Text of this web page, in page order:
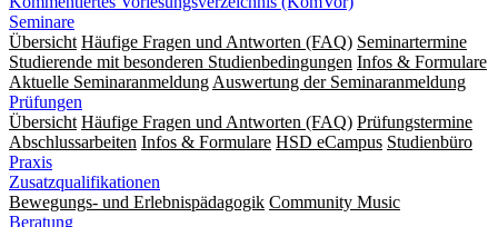
Seminare
Übersicht Häufige Fragen und Antworten (FAQ) Seminartermine
Studierende mit besonderen Studienbedingungen Infos & Formulare
Aktuelle Seminaranmeldung Auswertung der Seminaranmeldung
Prüfungen
Übersicht Häufige Fragen und Antworten (FAQ) Prüfungstermine
Abschlussarbeiten Infos & Formulare HSD eCampus Studienbüro
Praxis
Zusatzqualifikationen
Bewegungs- und Erlebnispädagogik Community Music
Beratung